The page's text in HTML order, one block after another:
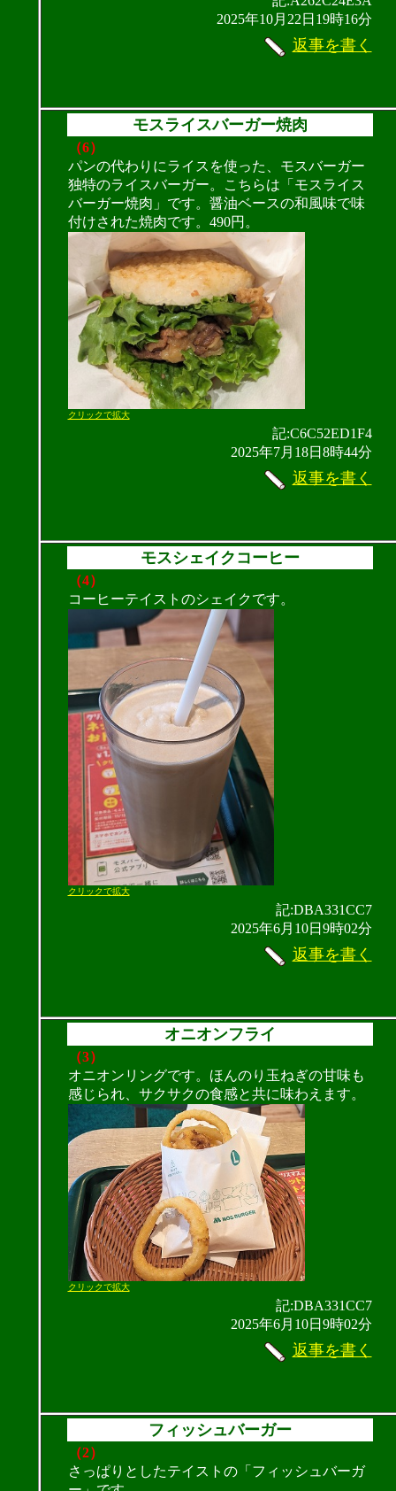
2025年10月22日19時16分
返事を書く
モスライスバーガー焼肉
（6）
パンの代わりにライスを使った、モスバーガー
独特のライスバーガー。こちらは「モスライス
バーガー焼肉」です。醤油ベースの和風味で味
付けされた焼肉です。490円。
クリックで拡大
記:C6C52ED1F4
2025年7月18日8時44分
返事を書く
モスシェイクコーヒー
（4）
コーヒーテイストのシェイクです。
クリックで拡大
記:DBA331CC7
2025年6月10日9時02分
返事を書く
オニオンフライ
（3）
オニオンリングです。ほんのり玉ねぎの甘味も
感じられ、サクサクの食感と共に味わえます。
クリックで拡大
記:DBA331CC7
2025年6月10日9時02分
返事を書く
フィッシュバーガー
（2）
さっぱりとしたテイストの「フィッシュバーガ